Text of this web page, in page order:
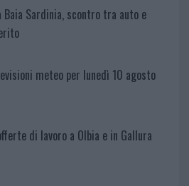
Baia Sardinia, scontro tra auto e
meteo per lunedì 10 agosto
di lavoro a Olbia e in Gallura